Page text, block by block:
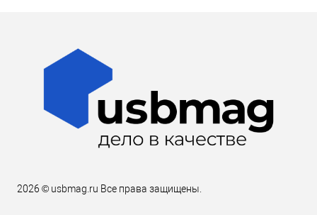
2026 © usbmag.ru Все права защищены.